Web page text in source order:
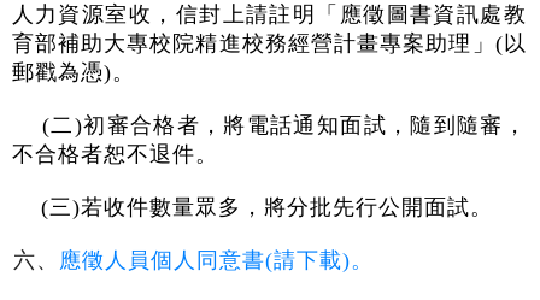
人力資源室收，信封上請註明「應徵圖書資訊處教
育部補助大專校院精進校務經營計畫專案助理」(以
郵戳為憑)。
(二)初審合格者，將電話通知面試，隨到隨審，
不合格者恕不退件。
(三)若收件數量眾多，將分批先行公開面試。
六、 應徵人員個人同意書(請下載)。